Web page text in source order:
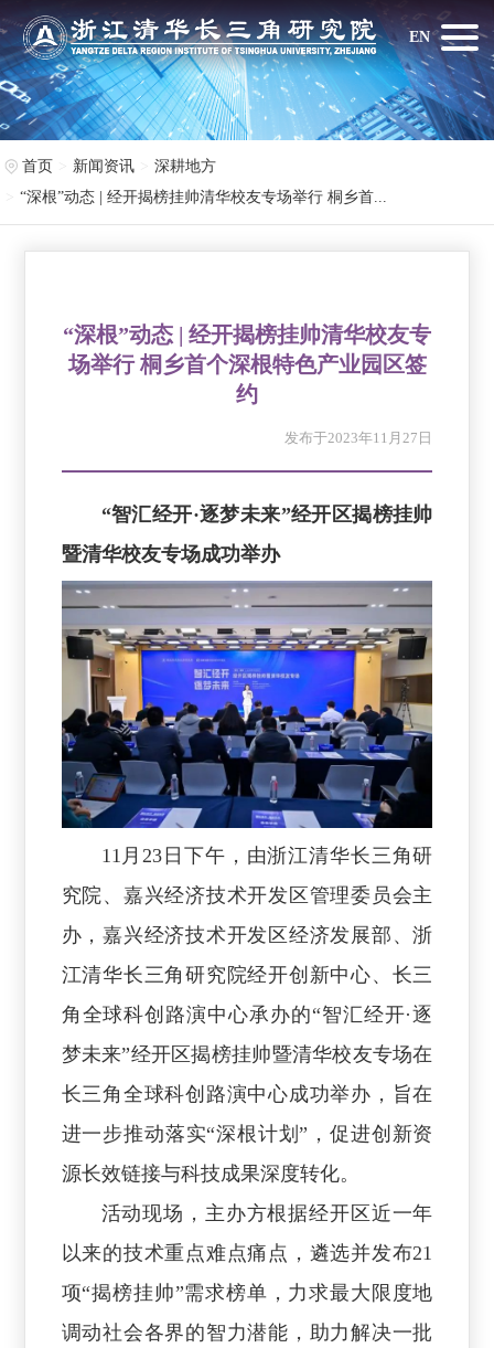
EN
首页 新闻资讯
深耕地方
“深根”动态 | 经开揭榜挂帅清华校友专场举行 桐乡首...
“深根”动态 | 经开揭榜挂帅清华校友专
场举行 桐乡首个深根特色产业园区签
约
发布于2023年11月27日
“智汇经开·逐梦未来”经开区揭榜挂帅
暨清华校友专场成功举办
11月23日下午，由浙江清华长三角研
究院、嘉兴经济技术开发区管理委员会主
办，嘉兴经济技术开发区经济发展部、浙
江清华长三角研究院经开创新中心、长三
角全球科创路演中心承办的“智汇经开·逐
梦未来”经开区揭榜挂帅暨清华校友专场在
长三角全球科创路演中心成功举办，旨在
进一步推动落实“深根计划”，促进创新资
源长效链接与科技成果深度转化。
活动现场，主办方根据经开区近一年
以来的技术重点难点痛点，遴选并发布21
项“揭榜挂帅”需求榜单，力求最大限度地
调动社会各界的智力潜能，助力解决一批